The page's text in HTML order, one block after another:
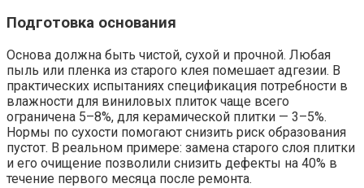
Подготовка основания
Основа должна быть чистой, сухой и прочной. Любая
пыль или пленка из старого клея помешает адгезии. В
практических испытаниях спецификация потребности в
влажности для виниловых плиток чаще всего
ограничена 5–8%, для керамической плитки — 3–5%.
Нормы по сухости помогают снизить риск образования
пустот. В реальном примере: замена старого слоя плитки
и его очищение позволили снизить дефекты на 40% в
течение первого месяца после ремонта.